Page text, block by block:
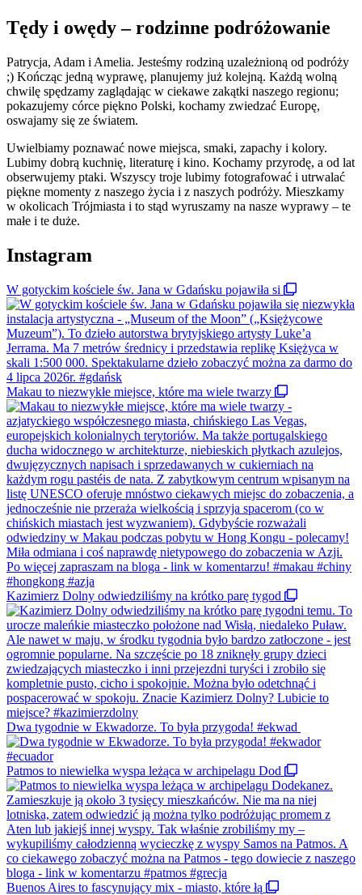
Tędy i owędy – rodzinne podróżowanie
Patrycja, Adam i Amelia. Jesteśmy rodziną uzależnioną od podróży
;) Kończąc jedną wyprawę, planujemy już kolejną. Każdą wolną
chwilę spędzamy zaglądając w ciekawe zakątki naszego regionu;
pokazujemy córce piękno Polski, kochamy zwiedzać Europę,
oswajamy się ze światem.
Uwielbiamy poznawać nowe miejsca, smaki, zapachy i kolory.
Lubimy dobrą kuchnię, literaturę i kino. Kochamy przyrodę, a od lat
obserwujemy ptaki. Wszyscy troje lubimy fotografować i utrwalać
piękne momenty z naszego życia i z naszych podróży. Mieszkamy
w okolicach Trójmiasta i to stąd wyruszamy na nasze wyprawy – te
małe i te duże.
Instagram
W gotyckim kościele św. Jana w Gdańsku pojawiła si
Makau to niezwykłe miejsce, które ma wiele twarzy
Kazimierz Dolny odwiedziliśmy na krótko parę tygod
Dwa tygodnie w Ekwadorze. To była przygoda! #ekwad
Patmos to niewielka wyspa leżąca w archipelagu Dod
Buenos Aires to fascynujący mix - miasto, które łą